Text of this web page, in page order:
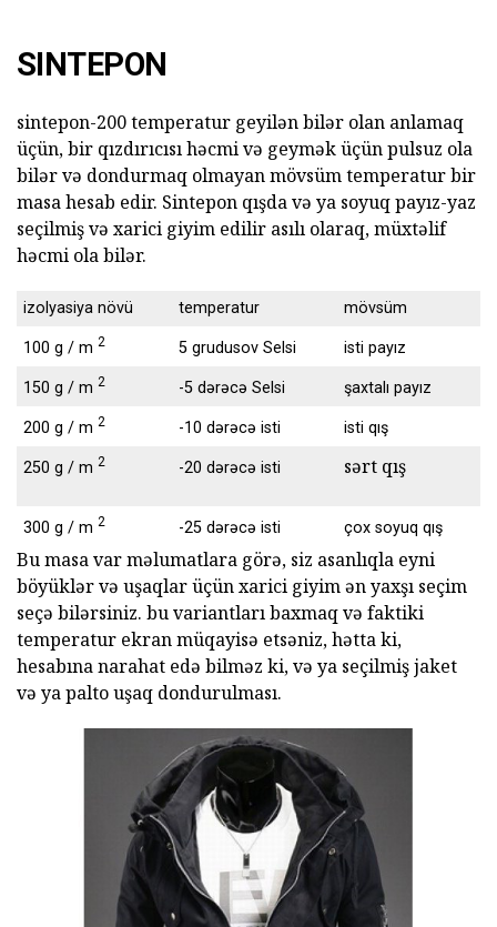
SINTEPON
sintepon-200 temperatur geyilən bilər olan anlamaq
üçün, bir qızdırıcısı həcmi və geymək üçün pulsuz ola
bilər və dondurmaq olmayan mövsüm temperatur bir
masa hesab edir. Sintepon qışda və ya soyuq payız-yaz
seçilmiş və xarici giyim edilir asılı olaraq, müxtəlif
həcmi ola bilər.
izolyasiya növü temperatur mövsüm
100 g / m2 5 grudusov Selsi isti payız
150 g / m2 -5 dərəcə Selsi şaxtalı payız
200 g / m2 -10 dərəcə isti isti qış
250 g / m2 -20 dərəcə isti sərt qış
300 g / m2 -25 dərəcə isti çox soyuq qış
Bu masa var məlumatlara görə, siz asanlıqla eyni
böyüklər və uşaqlar üçün xarici giyim ən yaxşı seçim
seçə bilərsiniz. bu variantları baxmaq və faktiki
temperatur ekran müqayisə etsəniz, hətta ki,
hesabına narahat edə bilməz ki, və ya seçilmiş jaket
və ya palto uşaq dondurulması.